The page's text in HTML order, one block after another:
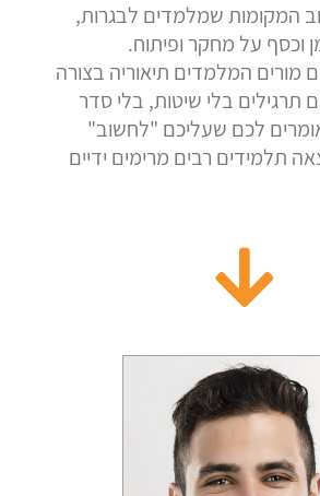
המקומות שמלמדים לבגרות,
וכסף על מחקר ופיתוח.
מורים המלמדים תיאוריה בצורה
תרגילים בלי שיטות, בלי סדר
אומרים לכם שעליכם "לחשוב"
תלמידים רבים מרימים ידיים